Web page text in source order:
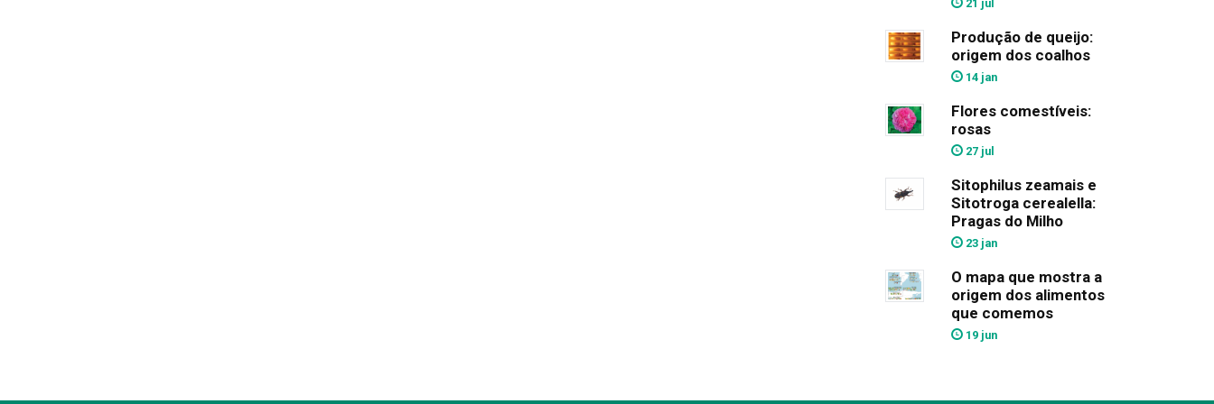
21 jul
Produção de queijo:
origem dos coalhos
14 jan
Flores comestíveis:
rosas
27 jul
Sitophilus zeamais e
Sitotroga cerealella:
Pragas do Milho
23 jan
O mapa que mostra a
origem dos alimentos
que comemos
19 jun